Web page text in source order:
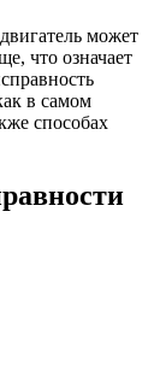
может
что означает
в самом
способах